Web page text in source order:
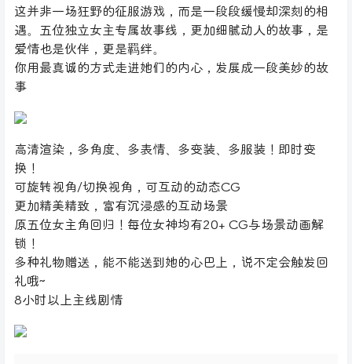
这并非一场狂野的征服游戏，而是一段段缓慢却深刻的相
遇。五位独立女主专属故事线，更加细腻动人的故事，是
爱情也是伙伴，更是羁绊。
你用最真诚的方式走进她们的内心，发展成一段美妙的故
事
高清渲染，多角度、多表情、多变装、多服装！即时变
换！
可旋转视角/切换视角，可互动的动态CG
更加精美精致，富有沉浸感的互动场景
原五位女主角回归！每位女神均有20+ CG与场景动画解
锁！
多种礼物赠送，能不能送到她的心巴上，说不定会触发回
礼哦~
8小时以上主线剧情